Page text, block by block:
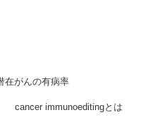
在がんの有病率
cancer immunoeditingとは